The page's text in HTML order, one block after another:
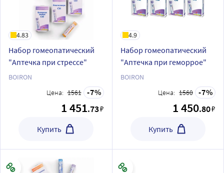
4.83
Набор гомеопатический
"Аптечка при стрессе"
BOIRON
Цена: 1561 7
1 451.73₽
Купить
4.9
Набор гомеопатический
"Аптечка при геморрое"
BOIRON
Цена: 1560 7
1 450.80₽
Купить